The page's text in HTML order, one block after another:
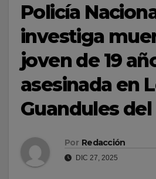
Policía
investiga
joven de 19
asesinada en
Guandules del
Por Redacción
DIC 27, 2025